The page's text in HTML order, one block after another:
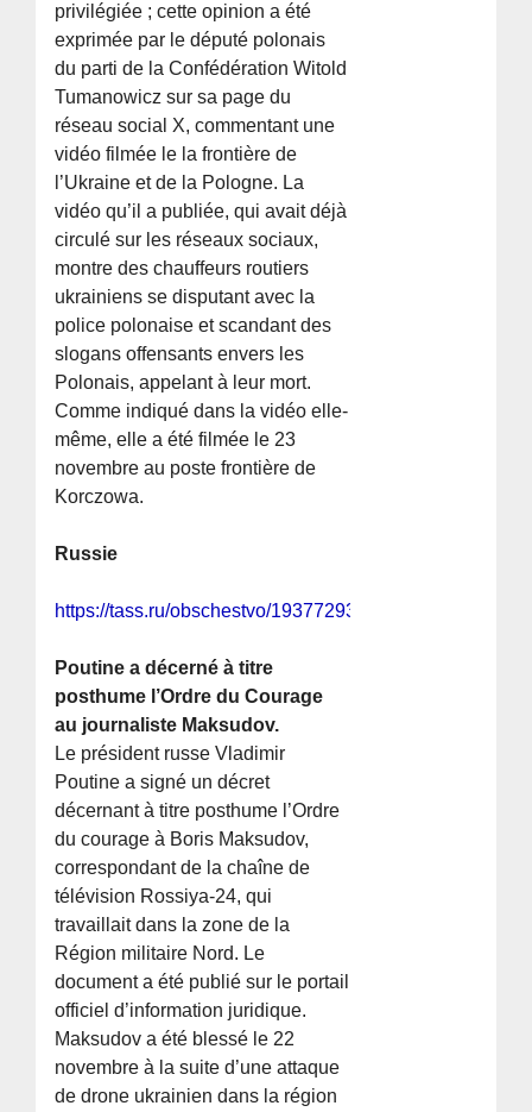
privilégiée ; cette opinion a été
exprimée par le député polonais
du parti de la Confédération Witold
Tumanowicz sur sa page du
réseau social X, commentant une
vidéo filmée le la frontière de
l’Ukraine et de la Pologne. La
vidéo qu’il a publiée, qui avait déjà
circulé sur les réseaux sociaux,
montre des chauffeurs routiers
ukrainiens se disputant avec la
police polonaise et scandant des
slogans offensants envers les
Polonais, appelant à leur mort.
Comme indiqué dans la vidéo elle-
même, elle a été filmée le 23
novembre au poste frontière de
Korczowa.
Russie
https://tass.ru/obschestvo/19377293
Poutine a décerné à titre
posthume l’Ordre du Courage
au journaliste Maksudov.
Le président russe Vladimir
Poutine a signé un décret
décernant à titre posthume l’Ordre
du courage à Boris Maksudov,
correspondant de la chaîne de
télévision Rossiya-24, qui
travaillait dans la zone de la
Région militaire Nord. Le
document a été publié sur le portail
officiel d’information juridique.
Maksudov a été blessé le 22
novembre à la suite d’une attaque
de drone ukrainien dans la région